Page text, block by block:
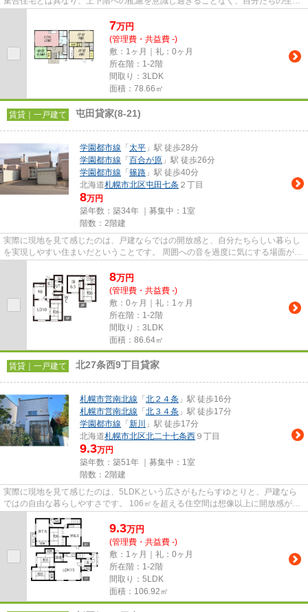
7万円
(管理費・共益費 -)
敷：1ヶ月｜礼：0ヶ月
所在階：1-2階
間取り：3LDK
面積：78.66㎡
賃貸｜一戸建て 屯田貸家(8-21)
学園都市線 「 太平 」駅 徒歩28分
学園都市線 「 百合が原 」駅 徒歩26分
学園都市線 「 篠路 」駅 徒歩40分
北海道札幌市北区屯田七条 ２丁目
8万円
築年数：築34年 ｜募集中： 1室
階数：2階建
実際に現地を見て感じたのは、戸建ならではの開放感と、自分たちらしい暮らし
を実現しやすい住まいだということです。 周囲への音を過度に気にする場面が少
8万円
(管理費・共益費 -)
敷：0ヶ月｜礼：1ヶ月
所在階：1-2階
間取り：3LDK
面積：86.64㎡
賃貸｜一戸建て 北27条西9丁目貸家
札幌市営南北線 「 北２４条 」駅 徒歩16分
札幌市営南北線 「 北３４条 」駅 徒歩17分
学園都市線 「 新川
」駅 徒歩17分
北海道札幌市北区北二十七条西 ９丁目
9.3万円
築年数：築51年 ｜募集中： 1室
階数：2階建
実際に現地を見て感じたのは、5LDKという広さがもたらすゆとりと、戸建なら
ではの自由な暮らしやすさです。 106㎡を超える住空間は想像以上に開放感があ
9.3万円
(管理費・共益費 -)
敷：1ヶ月｜礼：0ヶ月
所在階：1-2階
間取り：5LDK
面積：106.92㎡